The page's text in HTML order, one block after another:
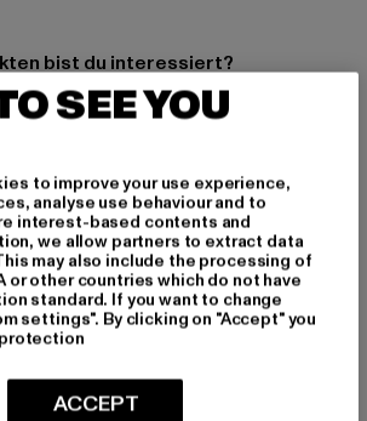
bist du interessiert?
ANMELDEN
DefShop mit Deinen Daten umgeht, findest Du
Du kannst Dich jederzeit kostenfei
lesen.
SEE YOU
to improve your use experience,
analyse use behaviour and to
interest-based contents and
we allow partners to extract data
may also include the processing of
or other countries which do not have
standard. If you want to change
settings". By clicking on "Accept" you
ACCEPT